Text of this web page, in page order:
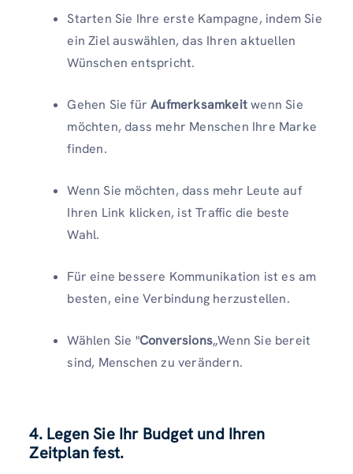
Starten Sie Ihre erste Kampagne, indem Sie
ein Ziel auswählen, das Ihren aktuellen
Wünschen entspricht.
Gehen Sie fürAufmerksamkeitwenn Sie
möchten, dass mehr Menschen Ihre Marke
finden.
Wenn Sie möchten, dass mehr Leute auf
Ihren Link klicken, ist Traffic die beste
Wahl.
Für eine bessere Kommunikation ist es am
besten, eine Verbindung herzustellen.
Wählen Sie "Conversions„Wenn Sie bereit
sind, Menschen zu verändern.
4. Legen Sie Ihr Budget und Ihren
Zeitplan fest.